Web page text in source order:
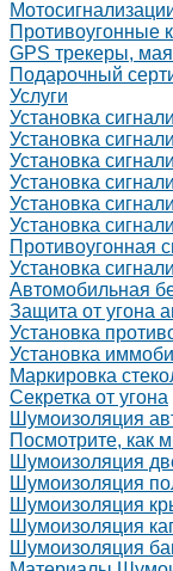
Противоугонные
GPS трекеры,
Подарочный
Услуги
Установка
Установка
Установка
Установка
Установка
Установка
Противоугонная
Установка
Автомобильная
Защита от угона
Установка
Установка
Маркировка
Секретка от угона
Шумоизоляция
Посмотрите, как
Шумоизоляция
Шумоизоляция
Шумоизоляция
Шумоизоляция
Шумоизоляция